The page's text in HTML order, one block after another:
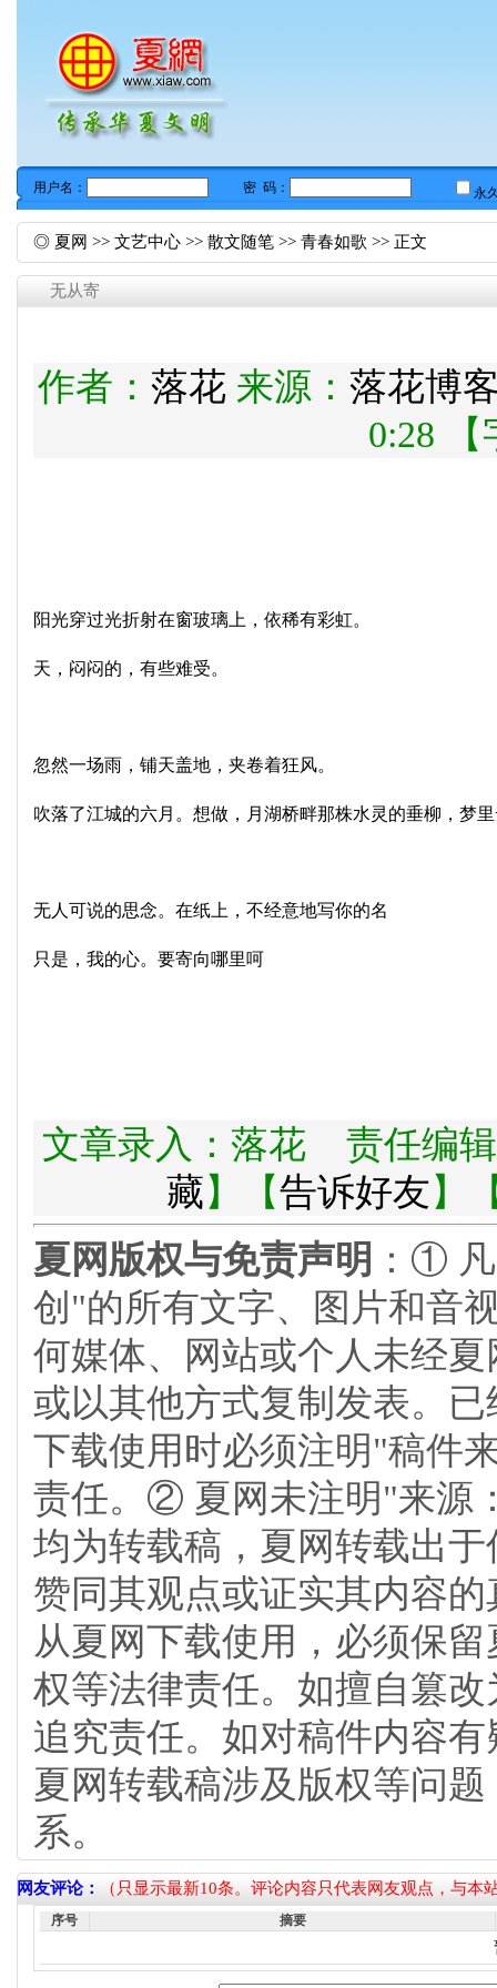
◎ 夏网 >> 文艺中心 >> 散文随笔 >> 青春如歌 >> 正文
无从寄
作者： 落花来源： 落花博
0:28 【
阳光穿过光折射在窗玻璃上，依稀有彩虹。
天，闷闷的，有些难受。
忽然一场雨，铺天盖地，夹卷着狂风。
吹落了江城的六月。想做，月湖桥畔那株水灵的垂柳，梦
无人可说的思念。在纸上， 不经意地写你的名
只是，我的心。 要寄向哪里呵
文章录入：落花 责任编
藏】【告诉好友】
夏网版权与免责声明 ：①
创"的所有文字、图片和音
何媒体、网站或个人未经
或以其他方式复制发表。
下载使用时必须注明"稿件
责任。② 夏网未注明"来源
均为转载稿，夏网转载出
赞同其观点或证实其内容
从夏网下载使用，必须保
权等法律责任。如擅自篡
追究责任。如对稿件内容
夏网转载稿涉及版权等问
系。
网友评论： （只显示最新10条。评论内容只代表网友观点，与本
序号 摘要